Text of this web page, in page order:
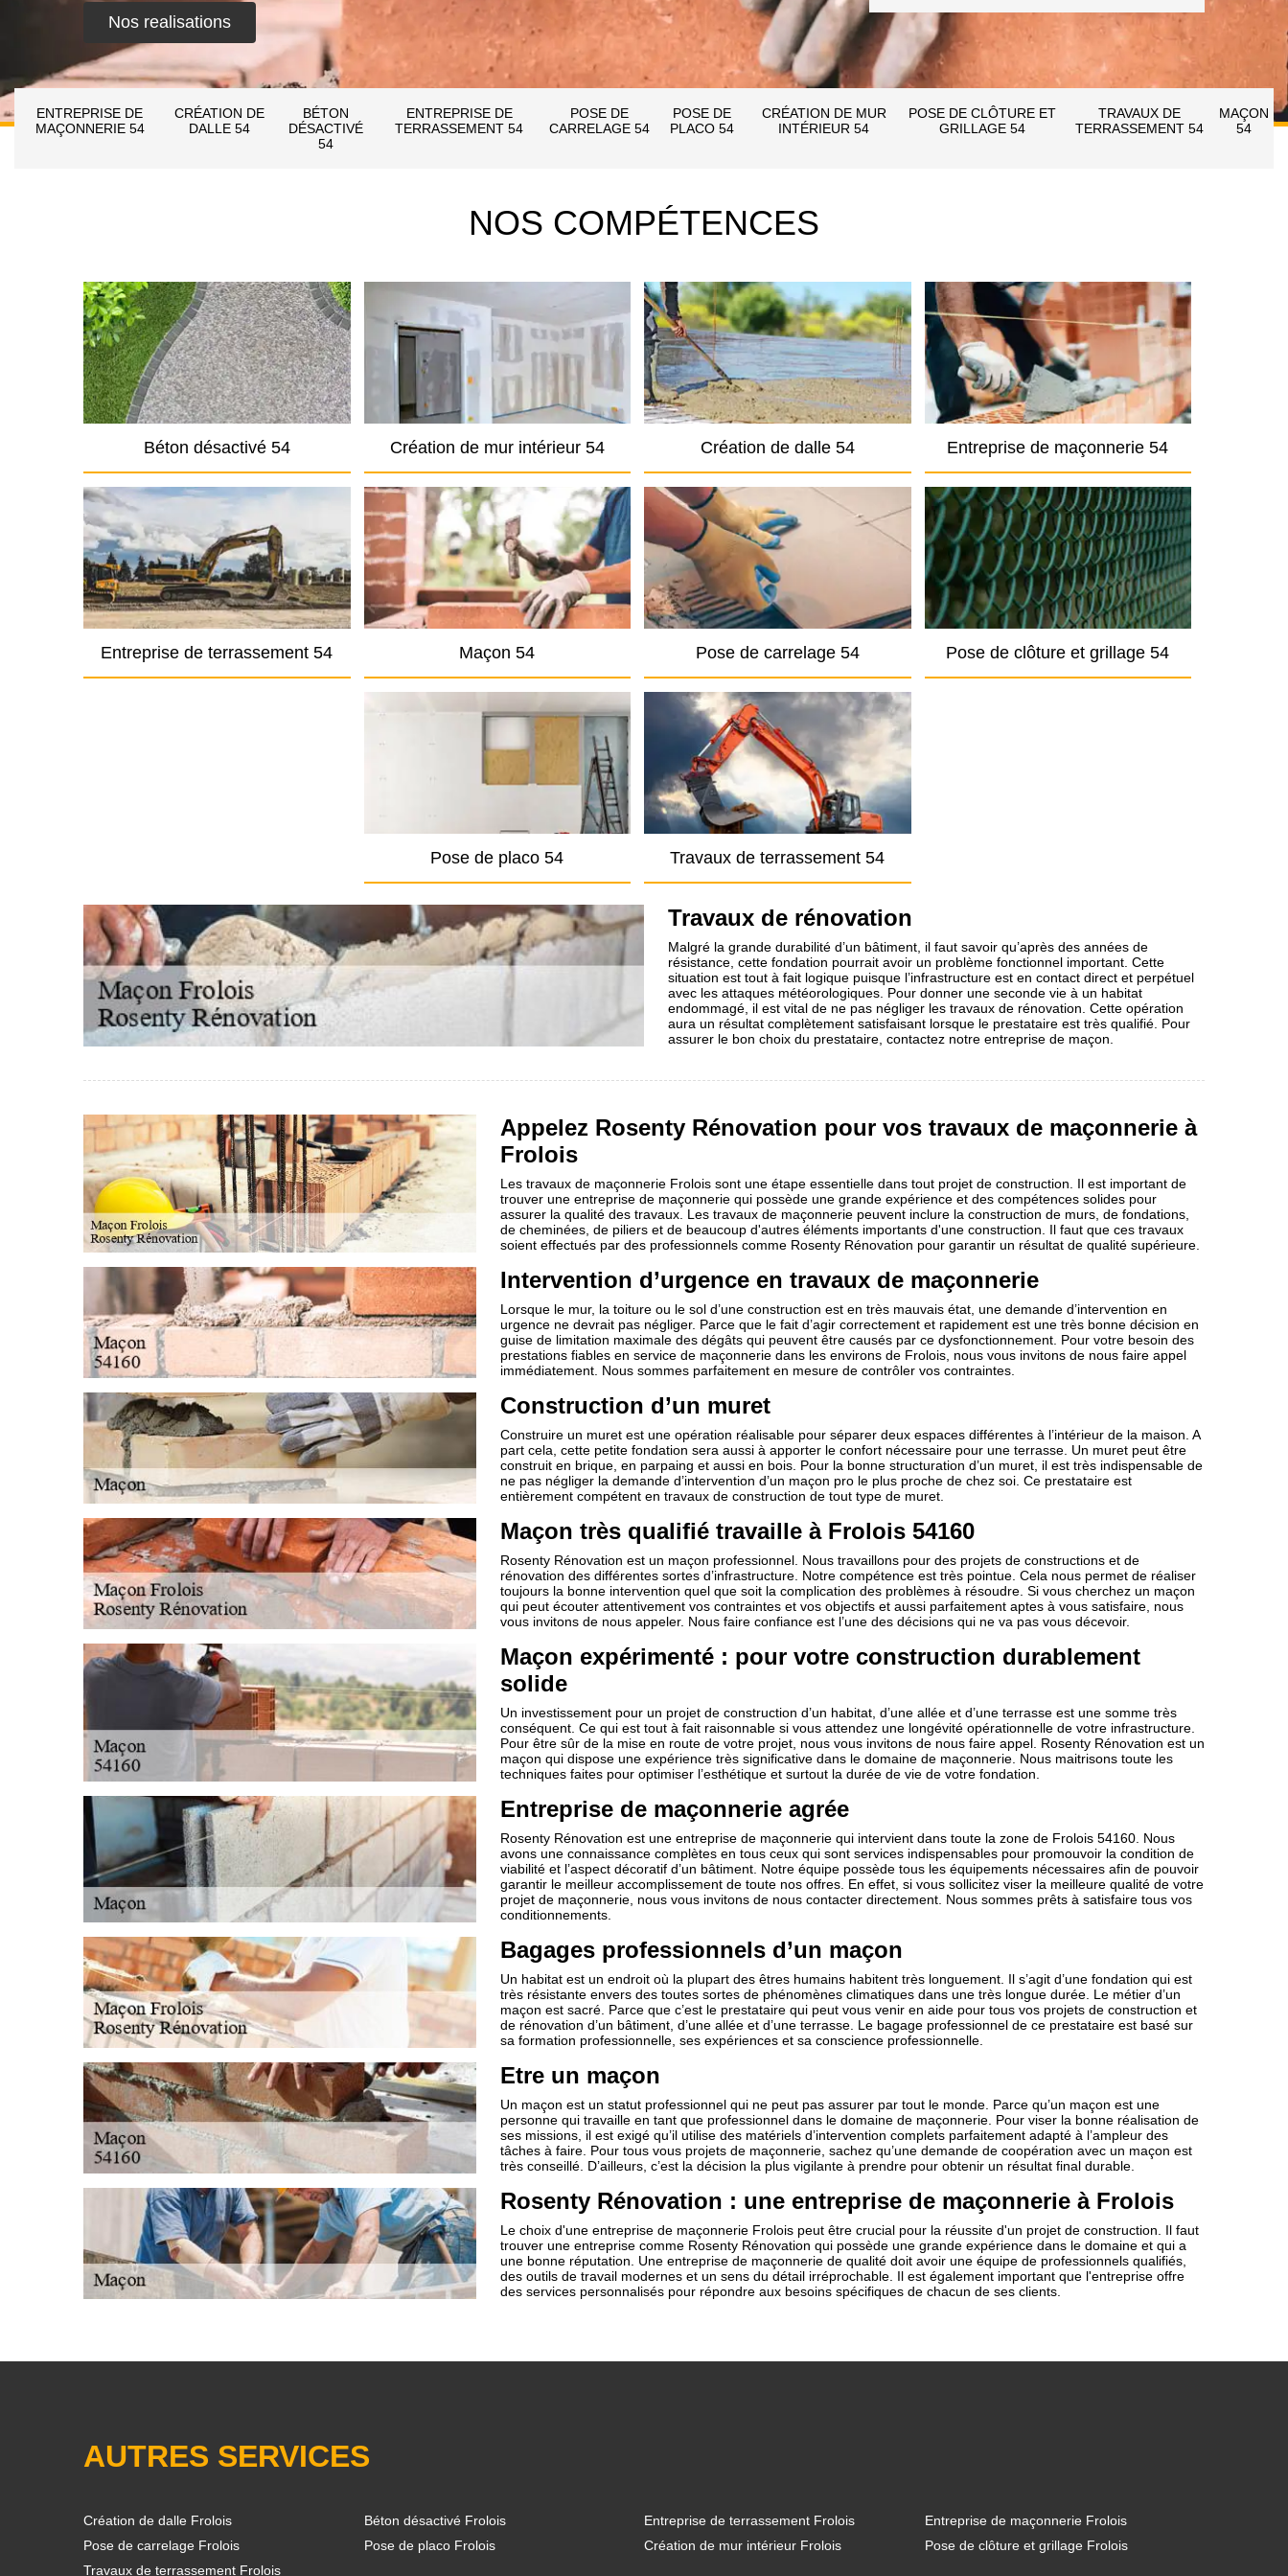
Nos realisations
ENTREPRISE DE
MAÇONNERIE 54
CRÉATION DE
DALLE 54
BÉTON
DÉSACTIVÉ
54
ENTREPRISE DE
TERRASSEMENT 54
POSE DE
CARRELAGE 54
POSE DE
PLACO 54
CRÉATION DE MUR
INTÉRIEUR 54
POSE DE CLÔTURE ET
GRILLAGE 54
TRAVAUX DE
TERRASSEMENT 54
MAÇON
54
NOS COMPÉTENCES
Béton désactivé 54 Création de mur intérieur 54 Création de dalle 54 Entreprise de maçonnerie 54
Entreprise de terrassement 54 Maçon 54 Pose de carrelage 54 Pose de clôture et grillage 54
Pose de placo 54 Travaux de terrassement 54
Travaux de rénovation
Malgré la grande durabilité d’un bâtiment, il faut savoir qu’après des années de
résistance, cette fondation pourrait avoir un problème fonctionnel important. Cette
situation est tout à fait logique puisque l’infrastructure est en contact direct et perpétuel
avec les attaques météorologiques. Pour donner une seconde vie à un habitat
endommagé, il est vital de ne pas négliger les travaux de rénovation. Cette opération
aura un résultat complètement satisfaisant lorsque le prestataire est très qualifié. Pour
assurer le bon choix du prestataire, contactez notre entreprise de maçon.
Appelez Rosenty Rénovation pour vos travaux de maçonnerie à
Frolois
Les travaux de maçonnerie Frolois sont une étape essentielle dans tout projet de construction. Il est important de
trouver une entreprise de maçonnerie qui possède une grande expérience et des compétences solides pour
assurer la qualité des travaux. Les travaux de maçonnerie peuvent inclure la construction de murs, de fondations,
de cheminées, de piliers et de beaucoup d'autres éléments importants d'une construction. Il faut que ces travaux
soient effectués par des professionnels comme Rosenty Rénovation pour garantir un résultat de qualité supérieure.
Intervention d’urgence en travaux de maçonnerie
Lorsque le mur, la toiture ou le sol d’une construction est en très mauvais état, une demande d’intervention en
urgence ne devrait pas négliger. Parce que le fait d’agir correctement et rapidement est une très bonne décision en
guise de limitation maximale des dégâts qui peuvent être causés par ce dysfonctionnement. Pour votre besoin des
prestations fiables en service de maçonnerie dans les environs de Frolois, nous vous invitons de nous faire appel
immédiatement. Nous sommes parfaitement en mesure de contrôler vos contraintes.
Construction d’un muret
Construire un muret est une opération réalisable pour séparer deux espaces différentes à l’intérieur de la maison. A
part cela, cette petite fondation sera aussi à apporter le confort nécessaire pour une terrasse. Un muret peut être
construit en brique, en parpaing et aussi en bois. Pour la bonne structuration d’un muret, il est très indispensable de
ne pas négliger la demande d’intervention d’un maçon pro le plus proche de chez soi. Ce prestataire est
entièrement compétent en travaux de construction de tout type de muret.
Maçon très qualifié travaille à Frolois 54160
Rosenty Rénovation est un maçon professionnel. Nous travaillons pour des projets de constructions et de
rénovation des différentes sortes d’infrastructure. Notre compétence est très pointue. Cela nous permet de réaliser
toujours la bonne intervention quel que soit la complication des problèmes à résoudre. Si vous cherchez un maçon
qui peut écouter attentivement vos contraintes et vos objectifs et aussi parfaitement aptes à vous satisfaire, nous
vous invitons de nous appeler. Nous faire confiance est l’une des décisions qui ne va pas vous décevoir.
Maçon expérimenté : pour votre construction durablement
solide
Un investissement pour un projet de construction d’un habitat, d’une allée et d’une terrasse est une somme très
conséquent. Ce qui est tout à fait raisonnable si vous attendez une longévité opérationnelle de votre infrastructure.
Pour être sûr de la mise en route de votre projet, nous vous invitons de nous faire appel. Rosenty Rénovation est un
maçon qui dispose une expérience très significative dans le domaine de maçonnerie. Nous maitrisons toute les
techniques faites pour optimiser l’esthétique et surtout la durée de vie de votre fondation.
Entreprise de maçonnerie agrée
Rosenty Rénovation est une entreprise de maçonnerie qui intervient dans toute la zone de Frolois 54160. Nous
avons une connaissance complètes en tous ceux qui sont services indispensables pour promouvoir la condition de
viabilité et l’aspect décoratif d’un bâtiment. Notre équipe possède tous les équipements nécessaires afin de pouvoir
garantir le meilleur accomplissement de toute nos offres. En effet, si vous sollicitez viser la meilleure qualité de votre
projet de maçonnerie, nous vous invitons de nous contacter directement. Nous sommes prêts à satisfaire tous vos
conditionnements.
Bagages professionnels d’un maçon
Un habitat est un endroit où la plupart des êtres humains habitent très longuement. Il s’agit d’une fondation qui est
très résistante envers des toutes sortes de phénomènes climatiques dans une très longue durée. Le métier d’un
maçon est sacré. Parce que c’est le prestataire qui peut vous venir en aide pour tous vos projets de construction et
de rénovation d’un bâtiment, d’une allée et d’une terrasse. Le bagage professionnel de ce prestataire est basé sur
sa formation professionnelle, ses expériences et sa conscience professionnelle.
Etre un maçon
Un maçon est un statut professionnel qui ne peut pas assurer par tout le monde. Parce qu’un maçon est une
personne qui travaille en tant que professionnel dans le domaine de maçonnerie. Pour viser la bonne réalisation de
ses missions, il est exigé qu’il utilise des matériels d’intervention complets parfaitement adapté à l’ampleur des
tâches à faire. Pour tous vous projets de maçonnerie, sachez qu’une demande de coopération avec un maçon est
très conseillé. D’ailleurs, c’est la décision la plus vigilante à prendre pour obtenir un résultat final durable.
Rosenty Rénovation : une entreprise de maçonnerie à Frolois
Le choix d'une entreprise de maçonnerie Frolois peut être crucial pour la réussite d'un projet de construction. Il faut
trouver une entreprise comme Rosenty Rénovation qui possède une grande expérience dans le domaine et qui a
une bonne réputation. Une entreprise de maçonnerie de qualité doit avoir une équipe de professionnels qualifiés,
des outils de travail modernes et un sens du détail irréprochable. Il est également important que l'entreprise offre
des services personnalisés pour répondre aux besoins spécifiques de chacun de ses clients.
AUTRES SERVICES
Création de dalle Frolois Béton désactivé Frolois Entreprise de terrassement Frolois
Entreprise de maçonnerie Frolois
Pose de carrelage Frolois
Pose de placo Frolois Création de mur intérieur Frolois
Pose de clôture et grillage Frolois
Travaux de terrassement Frolois